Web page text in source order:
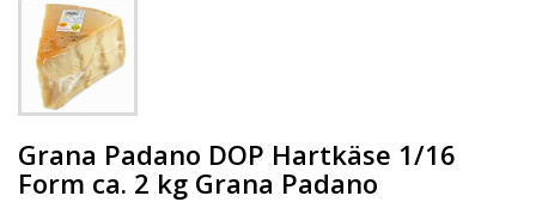
Grana Padano DOP Hartkäse 1/16
Form ca. 2 kg Grana Padano